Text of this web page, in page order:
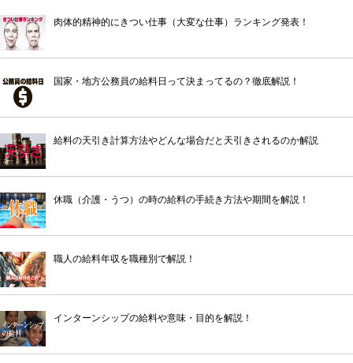
肉体的精神的にきつい仕事（大変な仕事）ランキング発表！
国家・地方公務員の給料日って決まってるの？徹底解説！
給料の天引き計算方法やどんな場合だと天引きされるのか解説
休職（介護・うつ）の時の給料の手続き方法や期間を解説！
職人の給料年収を職種別で解説！
インターンシップの給料や意味・目的を解説！